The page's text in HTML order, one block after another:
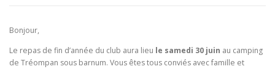
Bonjour,
Le repas de fin d’année du club aura lieu le samedi 30 juin au camping
de Tréompan sous barnum. Vous êtes tous conviés avec famille et